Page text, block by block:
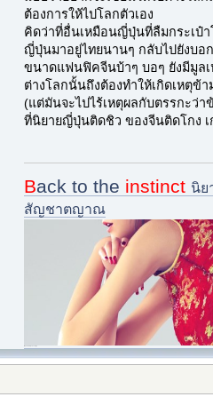
ต้องการให้ไปโลกตัวเอง
คิดว่าที่อื่นเหมือนญี่ปุ่นที่ลืมกระเป๋
ญี่ปุ่นมาอยู่ไทยนานๆ กลับไปยังบอ
ขนาดแฟนฟิคจีนบ้าๆ บอๆ ยังมีมูลเ
ต่างโลกนั้นถึงต้องทำให้เกิดเหตุข้
(แต่มันจะไปไร้เหตุผลกับตรรกะว่
ที่นิยายญี่ปุ่นติดชิว ของจีนติดโกง เ
Back to the instinct นิย
สัญชาตญาณ